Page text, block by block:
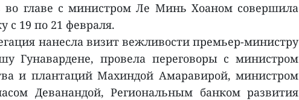
во главе с министром Ле Минь Хоаном совершила
с 19 по 21 февраля.
нанесла визит вежливости премьер-министру
Гунавардене, провела переговоры с министром
и плантаций Махиндой Амаравирой, министром
Деванандой, Региональным банком развития